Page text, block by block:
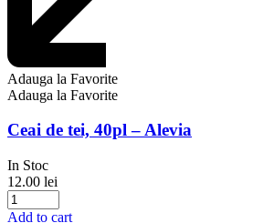
Adauga la Favorite
Adauga la Favorite
Ceai de tei, 40pl – Alevia
In Stoc
12.00 lei
Add to cart